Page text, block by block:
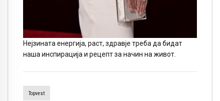
Нејзината енергија, раст, здравје треба да бидат
наша инспирација и рецепт за начин на живот.
Topvest